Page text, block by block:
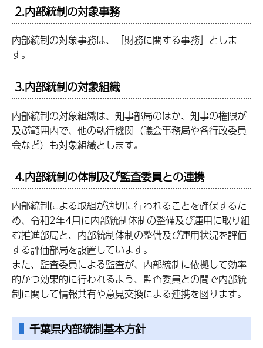
2.内部統制の対象事務
内部統制の対象事務は、「財務に関する事務」としま
す。
3.内部統制の対象組織
内部統制の対象組織は、知事部局のほか、知事の権限が
及ぶ範囲内で、他の執行機関（議会事務局や各行政委員
会など）も対象組織とします。
4.内部統制の体制及び監査委員との連携
内部統制による取組が適切に行われることを確保するた
め、令和2年4月に内部統制体制の整備及び運用に取り組
む推進部局と、内部統制体制の整備及び運用状況を評価
する評価部局を設置しています。
また、監査委員による監査が、内部統制に依拠して効率
的かつ効果的に行われるよう、監査委員との間で内部統
制に関して情報共有や意見交換による連携を図ります。
千葉県内部統制基本方針